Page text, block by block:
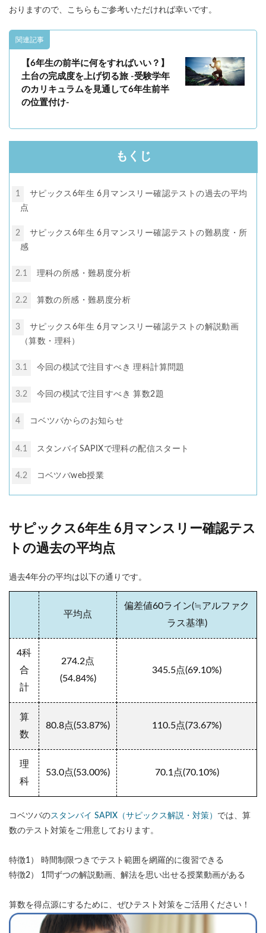
おりますので、こちらもご参考いただければ幸いです。
関連記事
【6年生の前半に何をすればいい？】
土台の完成度を上げ切る旅 -受験学年
のカリキュラムを見通して6年生前半
の位置付け-
もくじ
1
サピックス6年生 6月マンスリー確認テストの過去の平均
点
2
サピックス6年生 6月マンスリー確認テストの難易度・所
感
2.1 理科の所感・難易度分析
2.2 算数の所感・難易度分析
3
サピックス6年生 6月マンスリー確認テストの解説動画
（算数・理科）
3.1 今回の模試で注目すべき 理科計算問題
3.2 今回の模試で注目すべき 算数2題
4 コベツバからのお知らせ
4.1 スタンバイSAPIXで理科の配信スタート
4.2 コベツバweb授業
サピックス6年生 6月マンスリー確認テス
トの過去の平均点
過去4年分の平均は以下の通りです。
平均点
偏差値60ライン(≒アルファク
ラス基準)
4科
合
計
274.2点
(54.84%)
345.5点(69.10%)
算
数
80.8点(53.87%) 110.5点(73.67%)
理
科
53.0点(53.00%) 70.1点(70.10%)
コベツバのスタンバイ SAPIX（サピックス解説・対策） では、算
数のテスト対策をご用意しております。
特徴1） 時間制限つきでテスト範囲を網羅的に復習できる
特徴2） 1問ずつの解説動画、解法を思い出せる授業動画がある
算数を得点源にするために、ぜひテスト対策をご活用ください！